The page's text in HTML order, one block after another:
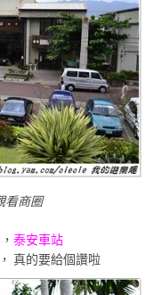
看商圈
， 泰安車站
， 真的要給個讚啦